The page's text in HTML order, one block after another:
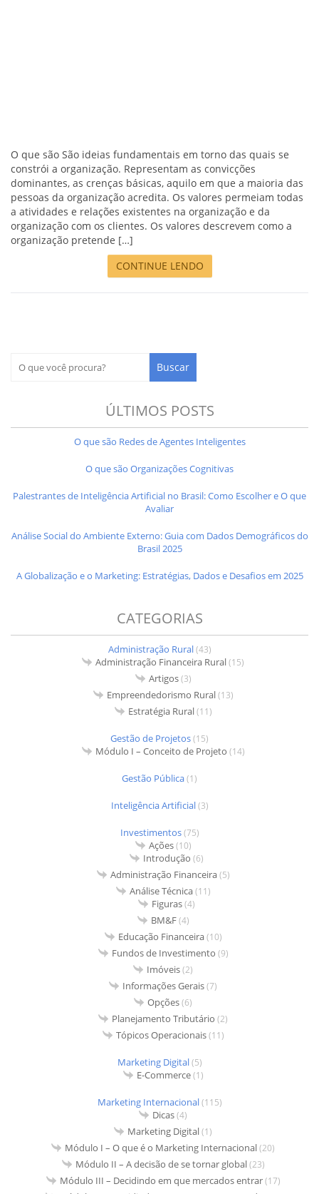
O que são São ideias fundamentais em torno das quais se
constrói a organização. Representam as convicções
dominantes, as crenças básicas, aquilo em que a maioria das
pessoas da organização acredita. Os valores permeiam todas
a atividades e relações existentes na organização e da
organização com os clientes. Os valores descrevem como a
organização pretende […]
CONTINUE LENDO
ÚLTIMOS POSTS
O que são Redes de Agentes Inteligentes
O que são Organizações Cognitivas
Palestrantes de Inteligência Artificial no Brasil: Como Escolher e O que
Avaliar
Análise Social do Ambiente Externo: Guia com Dados Demográficos do
Brasil 2025
A Globalização e o Marketing: Estratégias, Dados e Desafios em 2025
CATEGORIAS
Administração Rural(43)
Administração Financeira Rural(15)
Artigos(3)
Empreendedorismo Rural(13)
Estratégia Rural(11)
Gestão de Projetos(15)
Módulo I – Conceito de Projeto (14)
Gestão Pública(1)
Inteligência Artificial(3)
Investimentos(75)
Ações(10)
Introdução (6)
Administração Financeira(5)
Análise Técnica(11)
Figuras(4)
BM&F(4)
Educação Financeira(10)
Fundos de Investimento (9)
Imóveis(2)
Informações Gerais(7)
Opções(6)
Planejamento Tributário (2)
Tópicos Operacionais(11)
Marketing Digital(5)
E-Commerce(1)
Marketing Internacional(115)
Dicas(4)
Marketing Digital(1)
Módulo I – O que é o Marketing Internacional(20)
Módulo II – A decisão de se tornar global(23)
Módulo III – Decidindo em que mercados entrar(17)